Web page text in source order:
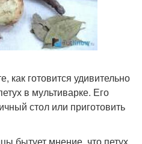
как готовится удивительно
в мультиварке. Его
стол или приготовить